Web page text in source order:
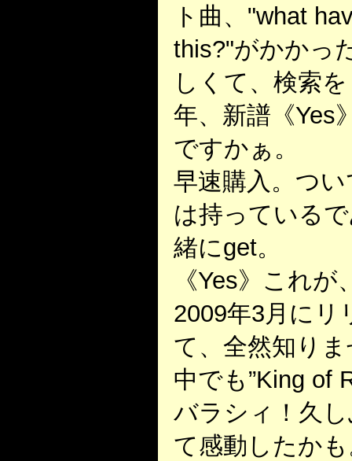
ト曲、"what
this?"がかかっ
しくて、検索
年、新譜《Yes
ですかぁ。
早速購入。つ
は持っている
緒にget。
《Yes》これ
2009年3月にリ
て、全然知り
中でも”King of
バラシィ！久
て感動したか